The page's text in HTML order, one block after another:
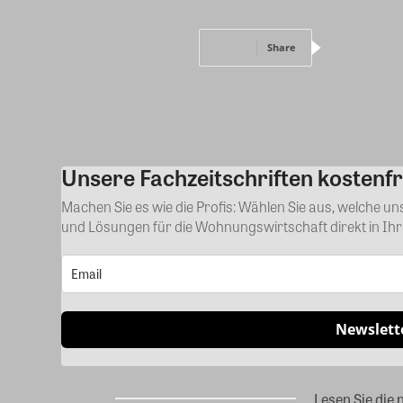
Share
Unsere Fachzeitschriften
Machen Sie es wie die Profis: Wählen Sie aus, welche
und Lösungen für die Wohnungswirtschaft direkt in